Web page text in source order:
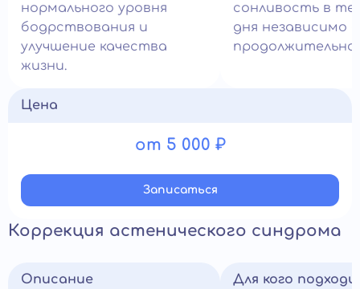
нормального уровня
бодрствования и
улучшение качества
жизни.
сонливость в
дня независимо
Цена
от 5 000 ₽
Записатьcя
Коррекция астенического синдрома
Описание Для кого